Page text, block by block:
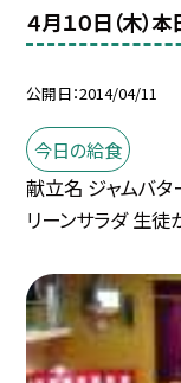
４月１０日（木）
公開日 2014/04/11
今日の給食
献立名 ジャムバタ
リーンサラダ 生徒